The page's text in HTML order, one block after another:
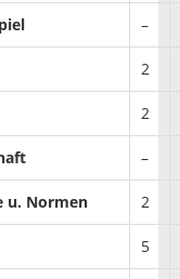
–
2
2
–
u. Normen 2
5